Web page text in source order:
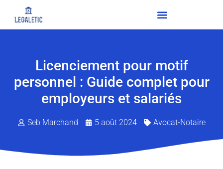
Licenciement pour motif
personnel : Guide complet pour
employeurs et salariés
Seb Marchand 5 août 2024 Avocat-Notaire